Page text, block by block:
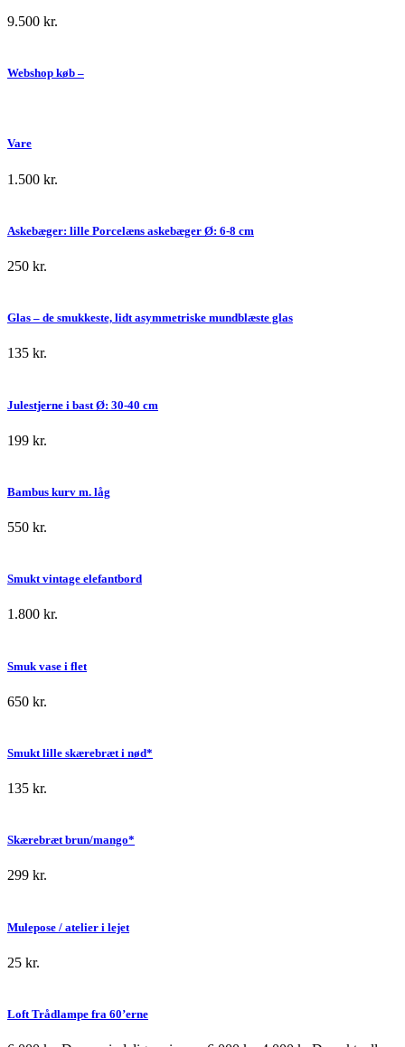
9.500 kr.
Webshop køb –
Vare
1.500 kr.
Askebæger: lille Porcelæns askebæger Ø: 6-8 cm
250 kr.
Glas – de smukkeste, lidt asymmetriske mundblæste glas
135 kr.
Julestjerne i bast Ø: 30-40 cm
199 kr.
Bambus kurv m. låg
550 kr.
Smukt vintage elefantbord
1.800 kr.
Smuk vase i flet
650 kr.
Smukt lille skærebræt i nød*
135 kr.
Skærebræt brun/mango*
299 kr.
Mulepose / atelier i lejet
25 kr.
Loft Trådlampe fra 60’erne